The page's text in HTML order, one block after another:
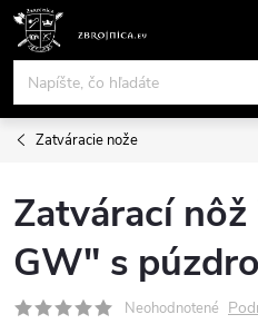
Prejsť
obsah
Zatváracie nože
Zatvárací
GW" s
Neohodnotené